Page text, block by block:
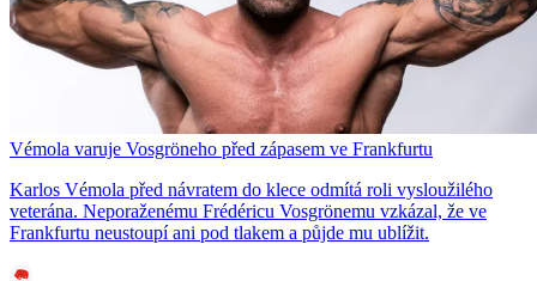
Vémola varuje Vosgröneho před zápasem ve Frankfurtu
Karlos Vémola před návratem do klece odmítá roli vysloužilého
veterána. Neporaženému Frédéricu Vosgrönemu vzkázal, že ve
Frankfurtu neustoupí ani pod tlakem a půjde mu ublížit.